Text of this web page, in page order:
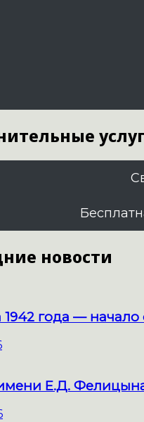
новости
1942 года —
Е.Д.